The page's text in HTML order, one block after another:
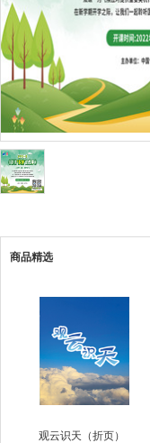
商品精选
观云识天（折页）